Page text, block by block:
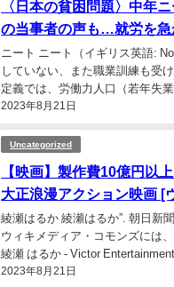
〈日本の貧困問題〉中年
の当事者の声も…就労を
2023年8月21日
ニート ニート（イギリス英語:
していない、また職業訓練も受
定義では、労働力人口（若年失
Uncategorized
【映画】製作費10億円以
大正浪漫アクション映画 [
2023年8月21日
綾瀬はるか 綾瀬はるか”. 朝日新
ウィキメディア・コモンズには
綾瀬 はるか - Victor